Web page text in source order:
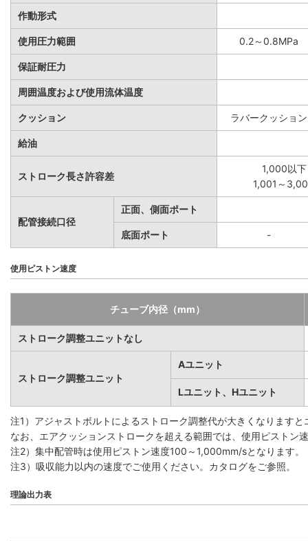
作動形式
使用圧力範囲 0.2～0.8MPa
保証耐圧力
周囲温度および使用流体温度
クッション ラバークッション
給油
ストローク長さ許容差
1,000以
1,001～
配管接続口径
正面、側面ポート
底面ポート -
使用ピストン速度
チューブ内径（mm）
ストローク調整ユニットなし
ストローク調整ユニット
Aユニット
Lユニット、Hユニット
注1）アジャストボルトによるストローク調整代が大きくなります
なお、エアクッションストロークを超える範囲では、使用ピストン
注2）集中配管時は使用ピストン速度100～1,000mm/sとなります。
注3）吸収能力以内の速度でご使用ください。カタログをご参照。
理論出力表